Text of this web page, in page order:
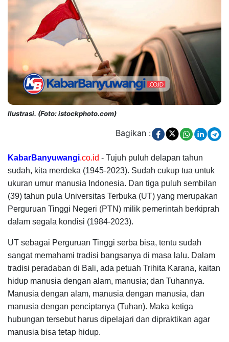
Ilustrasi. (Foto: istockphoto.com)
Bagikan :
KabarBanyuwangi.co.id - Tujuh puluh delapan tahun
sudah, kita merdeka (1945-2023). Sudah cukup tua untuk
ukuran umur manusia Indonesia. Dan tiga puluh sembilan
(39) tahun pula Universitas Terbuka (UT) yang merupakan
Perguruan Tinggi Negeri (PTN) milik pemerintah berkiprah
dalam segala kondisi (1984-2023).
UT sebagai Perguruan Tinggi serba bisa, tentu sudah
sangat memahami tradisi bangsanya di masa lalu. Dalam
tradisi peradaban di Bali, ada petuah Trihita Karana, kaitan
hidup manusia dengan alam, manusia; dan Tuhannya.
Manusia dengan alam, manusia dengan manusia, dan
manusia dengan penciptanya (Tuhan). Maka ketiga
hubungan tersebut harus dipelajari dan dipraktikan agar
manusia bisa tetap hidup.